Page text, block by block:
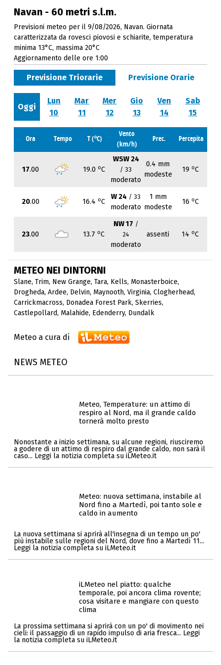
Navan - 60 metri s.l.m.
Previsioni meteo per il 9/08/2026, Navan. Giornata
caratterizzata da rovesci piovosi e schiarite, temperatura
minima 13°C, massima 20°C
Aggiornamento delle ore 1:00
Previsione Triorarie Previsione Orarie
Oggi
Lun
10
Mar
11
Mer
12
Gio
13
Ven
14
Sab
15
Ora Tempo T (oC)
Vento
(km/h)
Prec. Percepita
17.00 19.0 oC
WSW 24
/ 33
moderato
0.4 mm
modeste
19 oC
20.00 16.4 oC
W 24 / 33
moderato
1 mm
modeste
16 oC
23.00 13.7 oC
NW 17 /
24
moderato
assenti 14 oC
METEO NEI DINTORNI
Slane, Trim, New Grange, Tara, Kells, Monasterboice,
Drogheda, Ardee, Delvin, Maynooth, Virginia, Clogherhead,
Carrickmacross, Donadea Forest Park, Skerries,
Castlepollard, Malahide, Edenderry, Dundalk
Meteo a cura di
NEWS METEO
Meteo, Temperature: un attimo di
respiro al Nord, ma il grande caldo
tornerà molto presto
Nonostante a inizio settimana, su alcune regioni, riusciremo
a godere di un attimo di respiro dal grande caldo, non sarà il
caso... Leggi la notizia completa su iLMeteo.it
Meteo: nuova settimana, instabile al
Nord fino a Martedì, poi tanto sole e
caldo in aumento
La nuova settimana si aprirà all'insegna di un tempo un po'
più instabile sulle regioni del Nord, dove fino a Martedì 11...
Leggi la notizia completa su iLMeteo.it
iLMeteo nel piatto: qualche
temporale, poi ancora clima rovente;
cosa visitare e mangiare con questo
clima
La prossima settimana si aprirà con un po' di movimento nei
cieli: il passaggio di un rapido impulso di aria fresca... Leggi
la notizia completa su iLMeteo.it